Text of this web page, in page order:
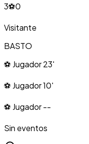
3⚽0
Visitante
BASTO
⚽ Jugador 23'
⚽ Jugador 10'
⚽ Jugador --
Sin eventos